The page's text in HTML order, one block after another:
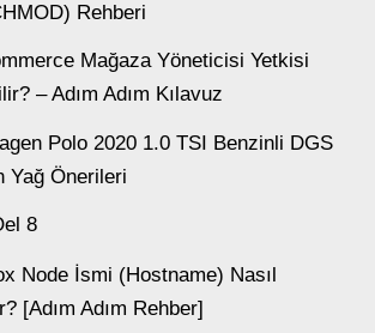
Rehberi
Mağaza Yöneticisi Yetkisi
– Adım Adım Kılavuz
Polo 2020 1.0 TSI Benzinli DGS
Yağ Önerileri
8
Node İsmi (Hostname) Nasıl
[Adım Adım Rehber]